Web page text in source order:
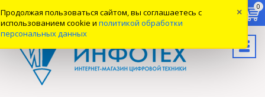
Продолжая пользоваться сайтом, вы соглашаетесь с
использованием cookie и политикой обработки
персональных данных
×
Вход
0